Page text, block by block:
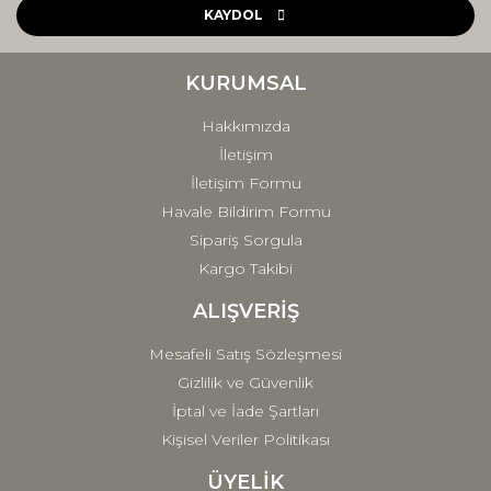
Ürün açıklamasında eksik bilgiler bulunuyor.
Ürün fiyatı diğer sitelerden daha pahalı.
Gönder
KAYDOL
KURUMSAL
Hakkımızda
İletişim
İletişim Formu
Havale Bildirim Formu
Sipariş Sorgula
Kargo Takibi
ALIŞVERİŞ
Mesafeli Satış Sözleşmesi
Gizlilik ve Güvenlik
İptal ve İade Şartları
Kişisel Veriler Politikası
ÜYELİK